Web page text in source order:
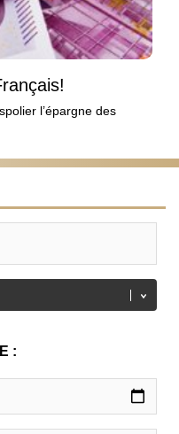
l’épargne des
: